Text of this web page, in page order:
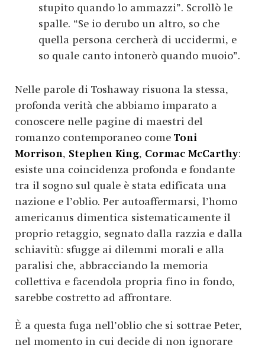
stupito quando lo ammazzi”. Scrollò le
spalle. “Se io derubo un altro, so che
quella persona cercherà di uccidermi, e
so quale canto intonerò quando muoio”.
Nelle parole di Toshaway risuona la stessa,
profonda verità che abbiamo imparato a
conoscere nelle pagine di maestri del
romanzo contemporaneo come Toni
Morrison, Stephen King, Cormac McCarthy:
esiste una coincidenza profonda e fondante
tra il sogno sul quale è stata edificata una
nazione e l’oblio. Per autoaffermarsi, l’homo
americanus dimentica sistematicamente il
proprio retaggio, segnato dalla razzia e dalla
schiavitù: sfugge ai dilemmi morali e alla
paralisi che, abbracciando la memoria
collettiva e facendola propria fino in fondo,
sarebbe costretto ad affrontare.
Ѐ a questa fuga nell’oblio che si sottrae Peter,
nel momento in cui decide di non ignorare